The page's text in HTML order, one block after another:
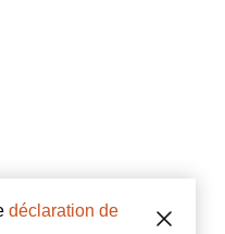
déclaration de